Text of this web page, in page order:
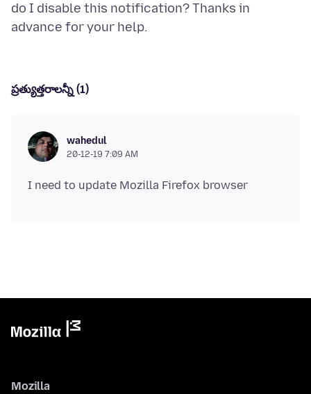
do I disable this notification? Thanks in
ప్రత్యుత్తరాలన్నీ (1)
wahedul
20-12-19 7:09 AM
Mozilla